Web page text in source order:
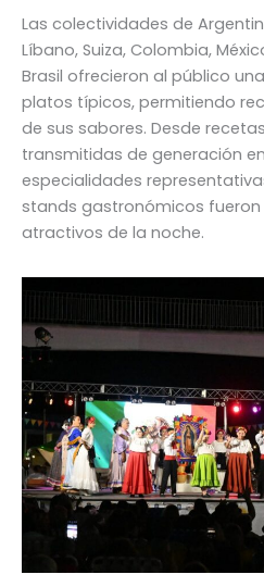
Las colectividades de
Líbano, Suiza, Colombia,
Brasil ofrecieron al público
platos típicos, permitiendo
de sus sabores. Desde
transmitidas de generación
especialidades
stands gastronómicos fueron
atractivos de la noche.